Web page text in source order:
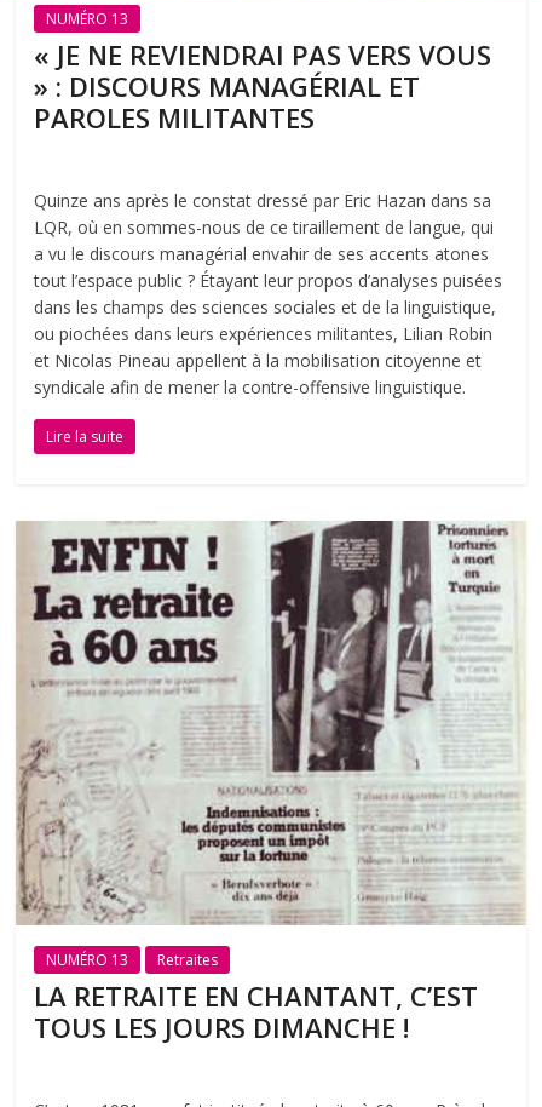
NUMÉRO 13
« JE NE REVIENDRAI PAS VERS VOUS
» : DISCOURS MANAGÉRIAL ET
PAROLES MILITANTES
Quinze ans après le constat dressé par Eric Hazan dans sa
LQR, où en sommes-nous de ce tiraillement de langue, qui
a vu le discours managérial envahir de ses accents atones
tout l’espace public ? Étayant leur propos d’analyses puisées
dans les champs des sciences sociales et de la linguistique,
ou piochées dans leurs expériences militantes, Lilian Robin
et Nicolas Pineau appellent à la mobilisation citoyenne et
syndicale afin de mener la contre-offensive linguistique.
Lire la suite
NUMÉRO 13 Retraites
LA RETRAITE EN CHANTANT, C’EST
TOUS LES JOURS DIMANCHE !